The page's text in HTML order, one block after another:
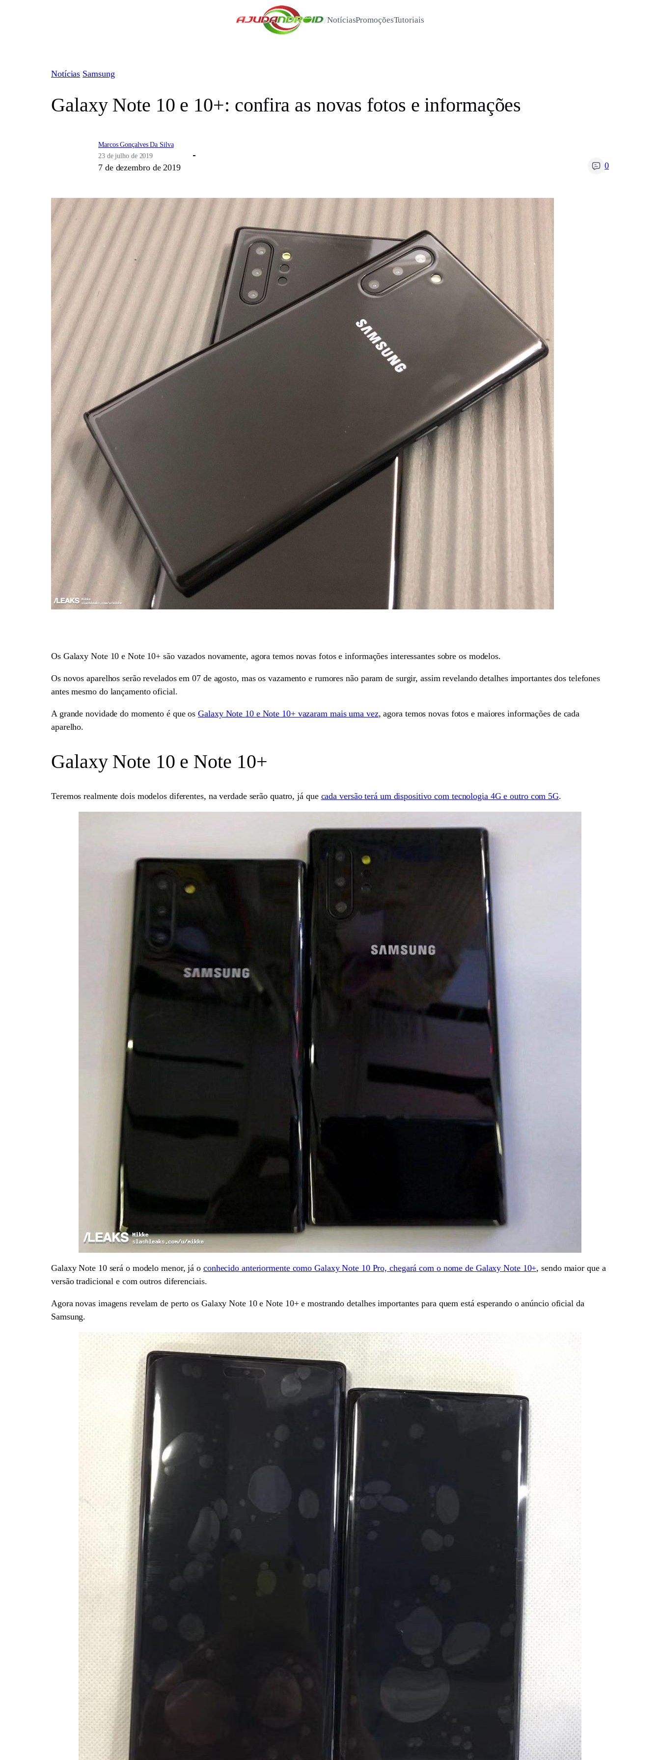
/NotíciasPromoçõesTutoriais
Notícias Samsung
Galaxy Note 10 e 10+: confira as novas fotos e informações
Marcos Gonçalves Da Silva
23 de julho de 2019
7 de dezembro de 2019 0
Os Galaxy Note 10 e Note 10+ são vazados novamente, agora temos novas fotos e informações interessantes sobre os modelos.
Os novos aparelhos serão revelados em 07 de agosto, mas os vazamento e rumores não param de surgir, assim revelando detalhes importantes dos telefones
antes mesmo do lançamento oficial.
A grande novidade do momento é que osGalaxy Note 10 e Note 10+ vazaram mais uma vez, agora temos novas fotos e maiores informações de cada
aparelho.
Galaxy Note 10 e Note 10+
Teremos realmente dois modelos diferentes, na verdade serão quatro, já que cada versão terá um dispositivo com tecnologia 4G e outro com 5G.
Galaxy Note 10 será o modelo menor, já o conhecido anteriormente como Galaxy Note 10 Pro, chegará com o nome de Galaxy Note 10+, sendo maior que a
versão tradicional e com outros diferenciais.
Agora novas imagens revelam de perto os Galaxy Note 10 e Note 10+ e mostrando detalhes importantes para quem está esperando o anúncio oficial da
Samsung.